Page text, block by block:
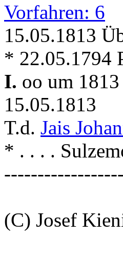
Vorfahren: 6
15.05.1813
* 22.05.1794
I. oo um
15.05.1813
T.d. Jais
* . . . .
(C) Josef